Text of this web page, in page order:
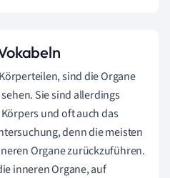
sind die Organe
Sie sind allerdings
und oft auch das
denn die meisten
Organe zurückzuführen.
inneren Organe, auf